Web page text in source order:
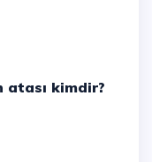
atası kimdir?